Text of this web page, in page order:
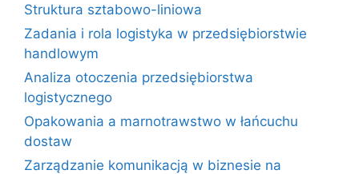
Struktura sztabowo-liniowa
Zadania i rola logistyka w przedsiębiorstwie
handlowym
Analiza otoczenia przedsiębiorstwa
logistycznego
Opakowania a marnotrawstwo w łańcuchu
dostaw
Zarządzanie komunikacją w biznesie na